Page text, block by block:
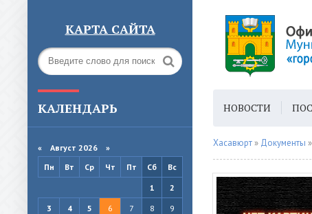
КАРТА САЙТА
КАЛЕНДАРЬ
« Август 2026 »
Пн
Вт Ср Чт Пт Сб
Вс
1
2
3
4 5 6 7 8
9
НОВОСТИ
ГОРОДСКАЯ
Хасавюрт » Документы